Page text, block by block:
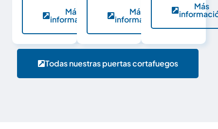
Más
información
Más
información
Más
Todas nuestras puertas cortafuegos